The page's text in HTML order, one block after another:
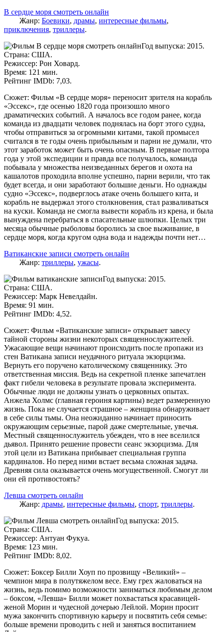
В сердце моря смотреть онлайн
Жанр: Боевики, драмы, интересные фильмы,
приключения, триллеры.
Год выпуска: 2015.
Страна: США.
Режиссер: Рон Ховард.
Время: 121 мин.
Рейтинг IMDb: 7,03.
Сюжет: Фильм «В сердце моря» переносит зрителя на корабль
«Эссекс», где осенью 1820 года произошло много
драматических событий. А началось все годом ранее, когда
команда из двадцати человек поднялась на борт этого судна,
чтобы отправиться за огромными китами, такой промысел
считался в те годы очень прибыльным и парни не думали, что
этот заработок может быть очень опасным. В первые полтора
года у этой экспедиции и правда все получалось, команда
побывала у множества неизведанных берегов и охота на
кашалотов проходила вполне успешно, парни верили, что так
будет всегда, и они заработают большие деньги. Но однажды
судно «Эссекс», подверглось атаке очень большего кита, и
корабль не выдержал этого столкновения, стал разваливаться
на куски. Команда не смогла вывести корабль из крена, и была
вынуждена перебраться в спасательные шлюпки. Целых три
месяца обычные рыболовы боролись за свое выживание, в
сердце моря, когда кругом одна вода и надежды почти нет…
Ватиканские записи смотреть онлайн
Жанр: триллеры, ужасы.
Год выпуска: 2015.
Страна: США.
Режиссер: Марк Невелдайн.
Время: 91 мин.
Рейтинг IMDb: 4,52.
Сюжет: Фильм «Ватиканские записи» открывает завесу
тайной стороны жизни некоторых священнослужителей.
Ужасающие вещи начинают происходить после пропажи из
стен Ватикана записи неудачного ритуала экзорцизма.
Вернуть его поручено католическому священнику. Это
ответственная миссия. Ведь на секретной пленке запечатлен
факт гибели человека в результате провала эксперимента.
Обычные люди не должны узнать о церковных опытах.
Анжела Холмс (главная героиня картины) ведет размеренную
жизнь. Пока не случается страшное – женщина обнаруживает
в себе силы тьмы. Она неожиданно начинает приносить
окружающим серьезные, парой даже смертельные, увечья.
Местный священнослужитель убежден, что в нее вселился
дьявол. Принято решение провести сеанс экзорцизма. Для
этой цели из Ватикана прибывает специальная группа
кардиналов. Но перед ними встает весьма сложная задача.
Древняя сила оказывается очень могущественной. Смогут ли
они ей противостоять?
Левша смотреть онлайн
Жанр: драмы, интересные фильмы, спорт, триллеры.
Год выпуска: 2015.
Страна: США.
Режиссер: Антуан Фукуа.
Время: 123 мин.
Рейтинг IMDb: 8,02.
Сюжет: Боксер Билли Хоуп по прозвищу «Великий» –
чемпион мира в полутяжелом весе. Ему грех жаловаться на
жизнь, ведь помимо возможности заниматься любимым делом
– боксом, «Левша» Билли может похвастаться красавицей-
женой Морин и чудесной дочерью Лейлой. Морин просит
мужа закончить спортивную карьеру и посвятить себя семье:
больше времени проводить с ней и заняться воспитанием